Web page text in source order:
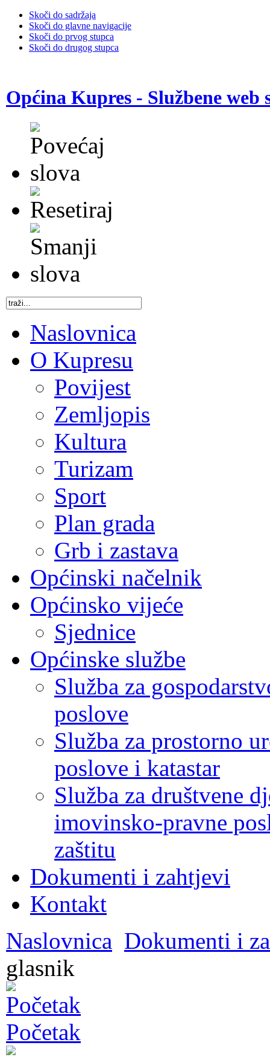
Skoči do sadržaja
Skoči do glavne navigacije
Skoči do prvog stupca
Skoči do drugog stupca
Općina Kupres - Službene web
Naslovnica
O Kupresu
Povijest
Zemljopis
Kultura
Turizam
Sport
Plan grada
Grb i zastava
Općinski načelnik
Općinsko vijeće
Sjednice
Općinske službe
Služba za
poslove
Služba za prostorno
poslove i katastar
Služba za društvene
imovinsko-pravne
zaštitu
Dokumenti i zahtjevi
Kontakt
Naslovnica Dokumenti i
glasnik
Početak